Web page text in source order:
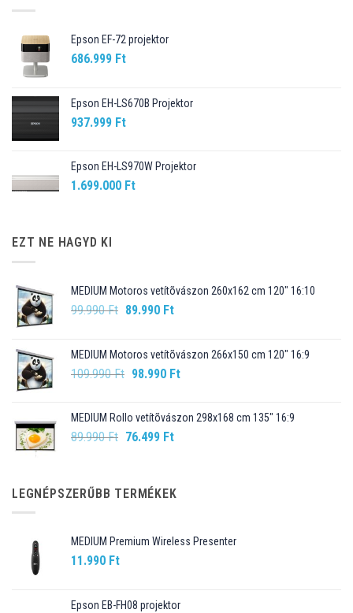
Epson EF-72 projektor
686.999 Ft
Epson EH-LS670B Projektor
937.999 Ft
Epson EH-LS970W Projektor
1.699.000 Ft
EZT NE HAGYD KI
MEDIUM Motoros vetítõvászon 260x162 cm 120" 16:10
99.990Ft Original
99.990 Ft.
89.990 FtCurrent
89.990 Ft.
MEDIUM Motoros vetítõvászon 266x150 cm 120" 16:9
109.990Ft Original
109.990 Ft.
98.990 FtCurrent
98.990 Ft.
MEDIUM Rollo vetítõvászon 298x168 cm 135" 16:9
89.990Ft Original
89.990 Ft.
76.499 FtCurrent
76.499 Ft.
LEGNÉPSZERŰBB TERMÉKEK
MEDIUM Premium Wireless Presenter
11.990 Ft
Epson EB-FH08 projektor